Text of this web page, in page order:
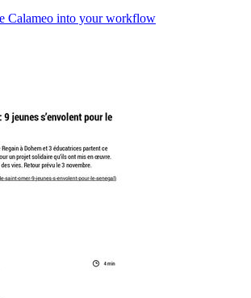
Calameo into your workflow